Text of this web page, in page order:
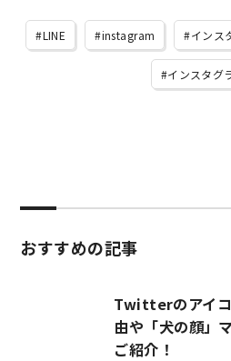
LINE instagram インス
インスタグ
おすすめの記事
Twitterのアイコ
由や「犬の顔」
ご紹介！